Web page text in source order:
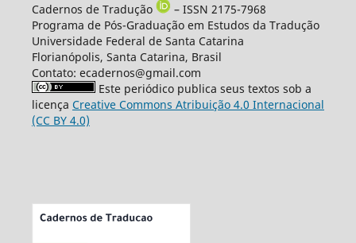
Cadernos de Tradução
– ISSN 2175-7968
Programa de Pós-Graduação em Estudos da Tradução
Universidade Federal de Santa Catarina
Florianópolis, Santa Catarina, Brasil
Contato: ecadernos@gmail.com
Este periódico publica seus textos sob a
licença Creative Commons Atribuição 4.0 Internacional
(CC BY 4.0)